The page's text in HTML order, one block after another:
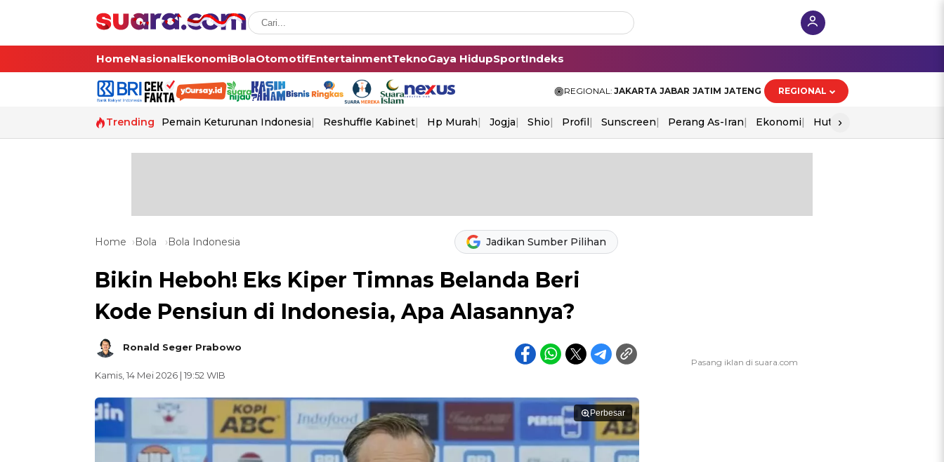
HomeNasionalEkonomiBolaOtomotifEntertainmentTeknoGaya HidupSportIndeks
REGIONAL: JAKARTA JABAR JATIM JATENG REGIONAL
Trending Pemain Keturunan Indonesia Reshuffle Kabinet Hp Murah Jogja Shio Profil Sunscreen Perang As-Iran Ekonomi Hut Ri
›
Home Bola Bola Indonesia Jadikan Sumber Pilihan
Bikin Heboh! Eks Kiper Timnas Belanda Beri
Kode Pensiun di Indonesia, Apa Alasannya?
Ronald Seger Prabowo
Kamis, 14 Mei 2026 | 19:52 WIB
Perbesar